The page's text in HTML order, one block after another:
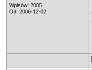
Wpisów: 2005
Od: 2006-12-02